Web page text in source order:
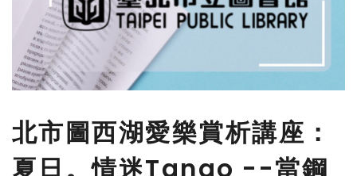
北市圖西湖愛樂賞析講座：
夏日。情迷Tango --當鋼